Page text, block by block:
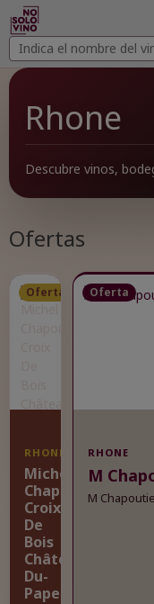
Buscar
vinos
Buscar
Rhone
Descubre vinos,
Ofertas
Oferta
RHONE
Michel
Chapoutier
Croix
De
Bois
Châteauneuf-
Du-
Pape
Oferta
RHONE
M
M